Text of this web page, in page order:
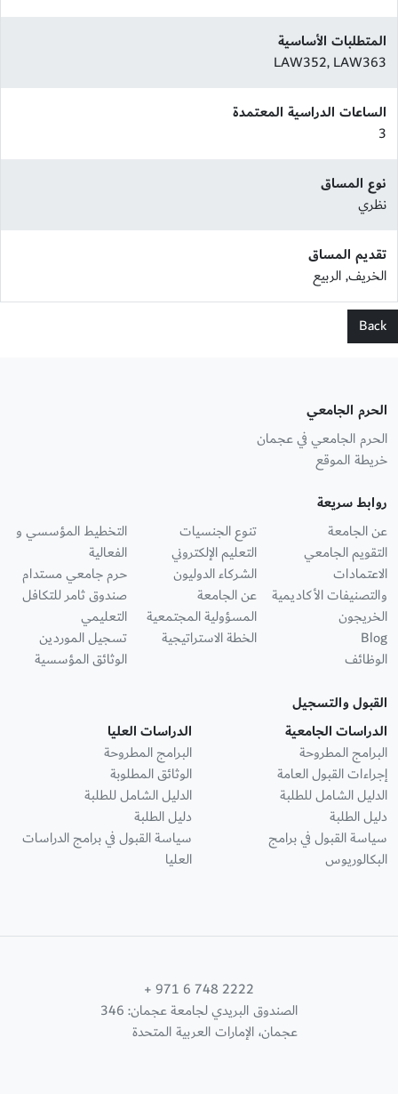
المتطلبات الأساسية
LAW352, LAW363
الساعات الدراسية المعتمدة
3
نوع المساق
نظري
تقديم المساق
الخريف, الربيع
Back
الحرم الجامعي
الحرم الجامعي في عجمان
خريطة الموقع
روابط سريعة
عن الجامعة
التقويم الجامعي
الاعتمادات
والتصنيفات الأكاديمية
الخريجون
Blog
الوظائف
تنوع الجنسيات
التعليم الإلكتروني
الشركاء الدوليون
عن الجامعة
المسؤولية المجتمعية
الخطة الاستراتيجية
التخطيط المؤسسي و
الفعالية
حرم جامعي مستدام
صندوق ثامر للتكافل
التعليمي
تسجيل الموردين
الوثائق المؤسسية
القبول والتسجيل
الدراسات الجامعية
البرامج المطروحة
إجراءات القبول العامة
الدليل الشامل للطلبة
دليل الطلبة
سياسة القبول في برامج
البكالوريوس
الدراسات العليا
البرامج المطروحة
الوثائق المطلوبة
الدليل الشامل للطلبة
دليل الطلبة
سياسة القبول في برامج الدراسات
العليا
+ 971 6 748 2222
الصندوق البريدي لجامعة عجمان: 346
عجمان، الإمارات العربية المتحدة